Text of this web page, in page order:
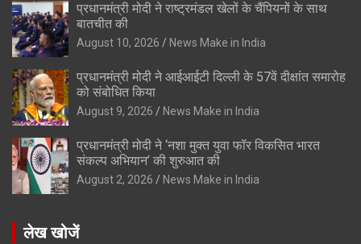
प्रधानमंत्री मोदी ने राष्ट्रमंडल खेलों के चैंपियनों के साथ
बातचीत की
August 10, 2026 News Make in India
प्रधानमंत्री मोदी ने आईआईटी दिल्ली के 57वें दीक्षांत समारोह
को संबोधित किया
August 9, 2026 News Make in India
प्रधानमंत्री मोदी ने ‘नशा मुक्त युवा फॉर विकसित भारत
संकल्प अभियान’ की शुरुआत की
August 2, 2026 News Make in India
लेख खोजें